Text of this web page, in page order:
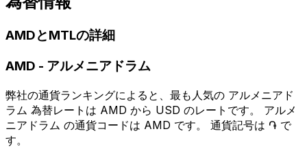
AMDとMTLの詳細
AMD - アルメニアドラム
弊社の通貨ランキングによると、最も人気の アルメニアド
ラム 為替レートは AMD から USD のレートです。 アルメ
ニアドラム の通貨コードは AMD です。 通貨記号は ֏ で
す。